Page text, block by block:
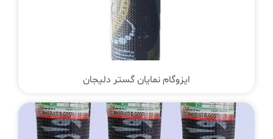
ایزوگام نمایان گستر دلیجان